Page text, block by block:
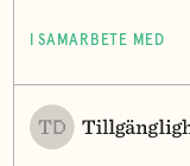
I SAMARBETE MED